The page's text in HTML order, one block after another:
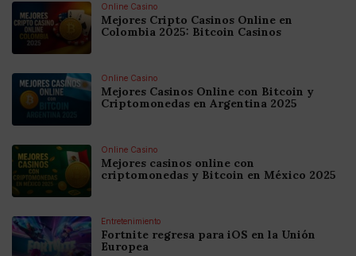
Online Casino
Mejores Cripto Casinos Online en
Colombia 2025: Bitcoin Casinos
Online Casino
Mejores Casinos Online con Bitcoin y
Criptomonedas en Argentina 2025
Online Casino
Mejores casinos online con
criptomonedas y Bitcoin en México 2025
Entretenimiento
Fortnite regresa para iOS en la Unión
Europea